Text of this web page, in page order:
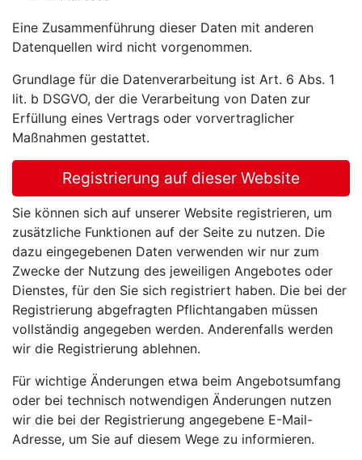
Eine Zusammenführung dieser Daten mit anderen
Datenquellen wird nicht vorgenommen.
Grundlage für die Datenverarbeitung ist Art. 6 Abs. 1
lit. b DSGVO, der die Verarbeitung von Daten zur
Erfüllung eines Vertrags oder vorvertraglicher
Maßnahmen gestattet.
Registrierung auf dieser Website
Sie können sich auf unserer Website registrieren, um
zusätzliche Funktionen auf der Seite zu nutzen. Die
dazu eingegebenen Daten verwenden wir nur zum
Zwecke der Nutzung des jeweiligen Angebotes oder
Dienstes, für den Sie sich registriert haben. Die bei der
Registrierung abgefragten Pflichtangaben müssen
vollständig angegeben werden. Anderenfalls werden
wir die Registrierung ablehnen.
Für wichtige Änderungen etwa beim Angebotsumfang
oder bei technisch notwendigen Änderungen nutzen
wir die bei der Registrierung angegebene E-Mail-
Adresse, um Sie auf diesem Wege zu informieren.